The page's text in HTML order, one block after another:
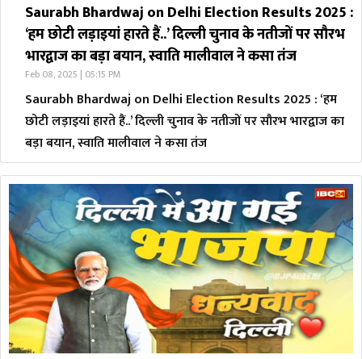
Saurabh Bhardwaj on Delhi Election Results 2025 :
‘हम छोटी लड़ाइयां हारते हैं..’ दिल्ली चुनाव के नतीजों पर सौरभ
भारद्वाज का बड़ा बयान, स्वाति मालीवाल ने कसा तंज
Feb 08, 2025 | 05:15 PM
Saurabh Bhardwaj on Delhi Election Results 2025 : ‘हम
छोटी लड़ाइयां हारते हैं..’ दिल्ली चुनाव के नतीजों पर सौरभ भारद्वाज का
बड़ा बयान, स्वाति मालीवाल ने कसा तंज